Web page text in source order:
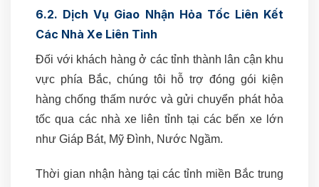
6.2. Dịch Vụ Giao Nhận Hỏa Tốc Liên Kết
Các Nhà Xe Liên Tỉnh
Đối với khách hàng ở các tỉnh thành lân cận khu
vực phía Bắc, chúng tôi hỗ trợ đóng gói kiện
hàng chống thấm nước và gửi chuyển phát hỏa
tốc qua các nhà xe liên tỉnh tại các bến xe lớn
như Giáp Bát, Mỹ Đình, Nước Ngầm.
Thời gian nhận hàng tại các tỉnh miền Bắc trung